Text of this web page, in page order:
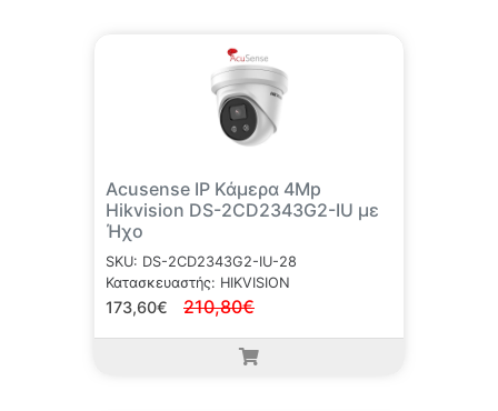
Acusense IP Κάμερα 4Mp
Hikvision DS-2CD2343G2-IU με
Ήχο
SKU: DS-2CD2343G2-IU-28
Κατασκευαστής: HIKVISION
173,60€ 210,80€